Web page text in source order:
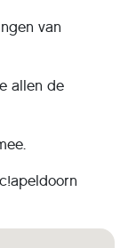
van
allen de